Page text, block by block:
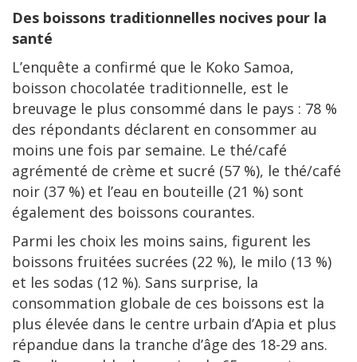
Des boissons traditionnelles nocives pour la
santé
L’enquête a confirmé que le Koko Samoa,
boisson chocolatée traditionnelle, est le
breuvage le plus consommé dans le pays : 78 %
des répondants déclarent en consommer au
moins une fois par semaine. Le thé/café
agrémenté de crème et sucré (57 %), le thé/café
noir (37 %) et l’eau en bouteille (21 %) sont
également des boissons courantes.
Parmi les choix les moins sains, figurent les
boissons fruitées sucrées (22 %), le milo (13 %)
et les sodas (12 %). Sans surprise, la
consommation globale de ces boissons est la
plus élevée dans le centre urbain d’Apia et plus
répandue dans la tranche d’âge des 18-29 ans.